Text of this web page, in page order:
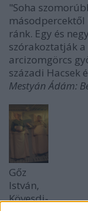
"Soha
másodpercektől
ránk. Egy és
szórakoztatják
arcizomgörcs
századi Hacsek
Mestyán Ádám:
Gőz
István,
Kövesdi-